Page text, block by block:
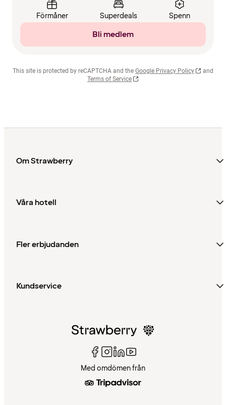
Förmåner Superdeals Spenn
Bli medlem
This site is protected by reCAPTCHA and the Google Privacy Policy
and
Terms of Service
Om Strawberry
Våra hotell
Fler erbjudanden
Kundservice
Med omdömen från